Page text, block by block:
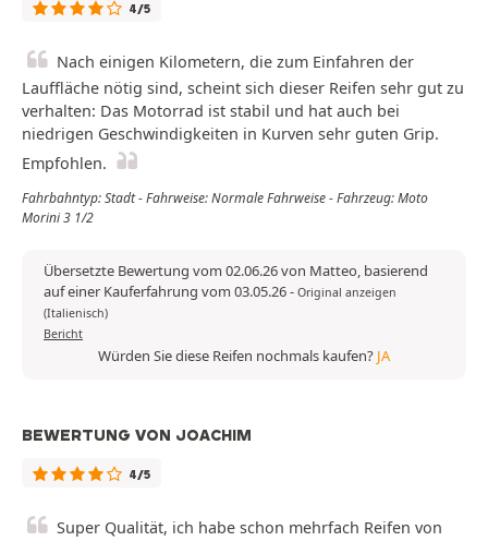
4/5
Nach einigen Kilometern, die zum Einfahren der
Lauffläche nötig sind, scheint sich dieser Reifen sehr gut zu
verhalten: Das Motorrad ist stabil und hat auch bei
niedrigen Geschwindigkeiten in Kurven sehr guten Grip.
Empfohlen.
Fahrbahntyp: Stadt - Fahrweise: Normale Fahrweise - Fahrzeug: Moto
Morini 3 1/2
Übersetzte Bewertung vom 02.06.26 von Matteo, basierend
auf einer Kauferfahrung vom 03.05.26- Original anzeigen
(Italienisch)
Bericht
Würden Sie diese Reifen nochmals kaufen? JA
BEWERTUNG VON JOACHIM
4/5
Super Qualität, ich habe schon mehrfach Reifen von